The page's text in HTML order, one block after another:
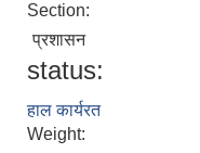
Section:
प्रशासन
status:
हाल कार्यरत
Weight: